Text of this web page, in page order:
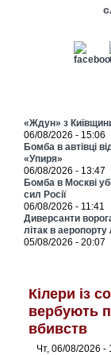
«Ждун» з
06/08/2026 - 15:06
Бомба в автівці
«Упиря»
06/08/2026 - 13:47
Бомба в Москві
сил Росії
06/08/2026 - 11:41
Диверсанти
літак в аеропорту
05/08/2026 - 20:07
Кілери із
вербують
вбивств
Чт, 06/08/2026 -